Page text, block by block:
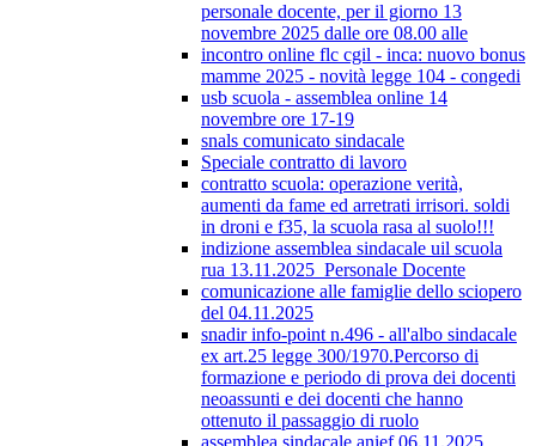
personale docente, per il giorno 13
novembre 2025 dalle ore 08.00 alle
incontro online flc cgil - inca: nuovo bonus
mamme 2025 - novità legge 104 - congedi
usb scuola - assemblea online 14
novembre ore 17-19
snals comunicato sindacale
Speciale contratto di lavoro
contratto scuola: operazione verità,
aumenti da fame ed arretrati irrisori. soldi
in droni e f35, la scuola rasa al suolo!!!
indizione assemblea sindacale uil scuola
rua 13.11.2025_Personale Docente
comunicazione alle famiglie dello sciopero
del 04.11.2025
snadir info-point n.496 - all'albo sindacale
ex art.25 legge 300/1970.Percorso di
formazione e periodo di prova dei docenti
neoassunti e dei docenti che hanno
ottenuto il passaggio di ruolo